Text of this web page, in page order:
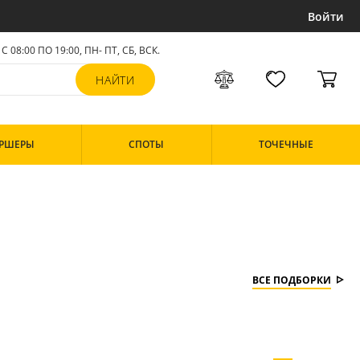
Войти
С 08:00 ПО 19:00, ПН- ПТ, СБ, ВСК.
СПОТЫ ТОЧЕЧНЫЕ
ВСЕ ПОДБОРКИ